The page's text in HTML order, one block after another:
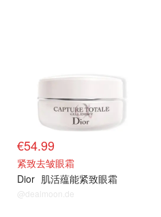
€54.99
紧致去皱眼霜
Dior 肌活蕴能紧致眼霜
@dealmoon.de